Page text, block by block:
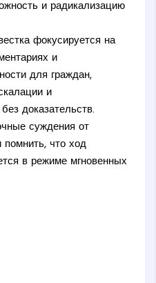
и радикализацию
фокусируется на
и
для граждан,
и
доказательств.
суждения от
что ход
в режиме мгновенных